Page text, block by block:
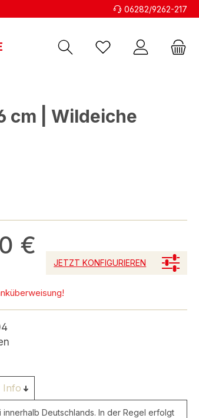
06282/9262-217
cm | Wildeiche
€
JETZT KONFIGURIEREN
Info
Deutschlands. In der Regel erfolgt